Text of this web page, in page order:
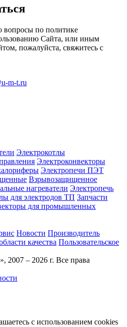
вопросы по политике
Сайта, или иным
пожалуйста, свяжитесь с
m-t.ru
Электрокотлы
Электроконвекторы
Электропечи ПЭТ
Взрывозащищенное
нагреватели Электропечь
для электродов ТП Запчасти
для промышленных
Новости Производитель
качества Пользовательское
– 2026 г. Все права
с использованием cookies